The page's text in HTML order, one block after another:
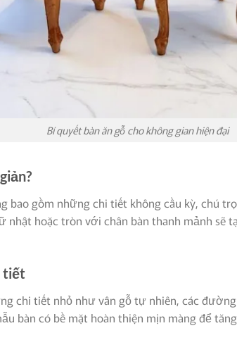
Bí quyết bàn ăn gỗ cho không gian hiện đại
gồm những chi tiết không cầu kỳ, chú
nhật hoặc tròn với chân bàn thanh mảnh sẽ
tiết
chi tiết nhỏ như vân gỗ tự nhiên, các
bàn có bề mặt hoàn thiện mịn màng để